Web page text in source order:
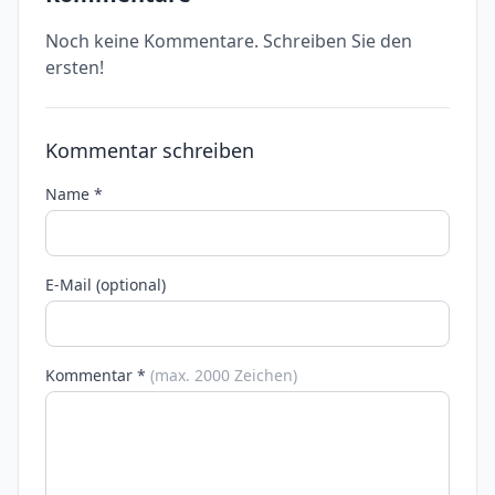
Noch keine Kommentare. Schreiben Sie den
ersten!
Kommentar schreiben
Name *
E-Mail (optional)
Kommentar * (max. 2000 Zeichen)